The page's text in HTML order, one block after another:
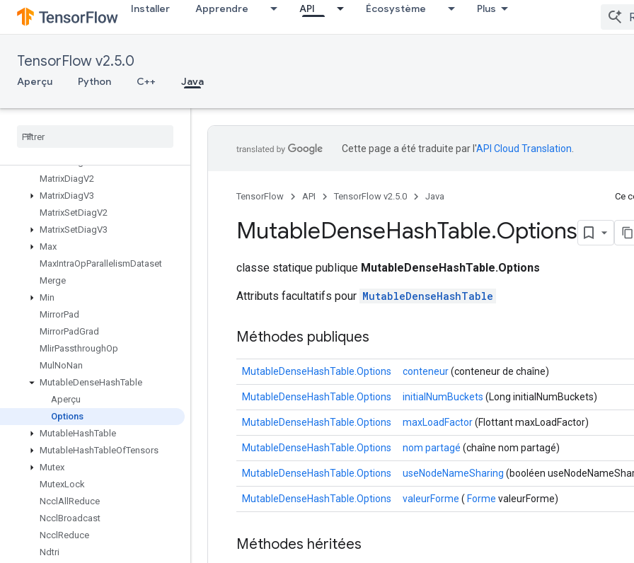
Installer Apprendre API Écosystème Plus
TensorFlow v2.5.0
Aperçu Python C++ Java
MakeUnique
MapClear
MapPeek
MapUnstage
MatrixDiagV2
MatrixDiagV3
MatrixSetDiagV2
MatrixSetDiagV3
Max
MaxIntraOpParallelismDataset
Merge
Min
MirrorPad
MirrorPadGrad
MlirPassthroughOp
Mul NoNan
MutableDenseHashTable
Aperçu
Options
MutableHashTable
MutableHashTableOfTensors
Mutex
MutexLock
Nccl All Reduce
Nccl Broadcast
Nccl Reduce
Ndtri
Cette page a été traduite par l'API Cloud Translation
TensorFlow API TensorFlow v2.5.0 Java Ce
MutableDenseHashTable.Options
classe statique publique MutableDenseHashTable.Options
Attributs facultatifs pour MutableDenseHashTable
Méthodes publiques
MutableDenseHashTable.Options conteneur(conteneur de chaîne)
MutableDenseHashTable.Options initialNumBuckets (Long initialNumBuckets)
MutableDenseHashTable.Options maxLoadFactor(Flottant maxLoadFactor)
MutableDenseHashTable.Options nom partagé (chaîne nom partagé)
MutableDenseHashTable.Options useNodeNameSharing (booléen
MutableDenseHashTable.Options valeurForme ( Forme valeurForme)
Méthodes héritées